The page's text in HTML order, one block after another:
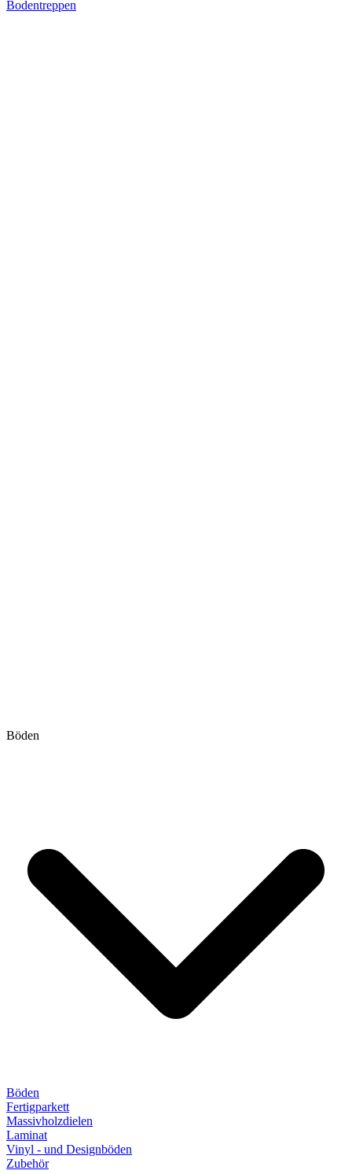
Bodentreppen
Böden
Böden
Fertigparkett
Massivholzdielen
Laminat
Vinyl - und Designböden
Zubehör